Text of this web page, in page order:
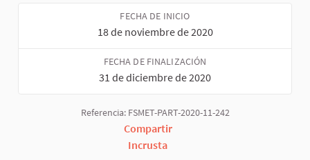
FECHA DE INICIO
18 de noviembre de 2020
FECHA DE FINALIZACIÓN
31 de diciembre de 2020
Referencia: FSMET-PART-2020-11-242
Compartir
Incrusta